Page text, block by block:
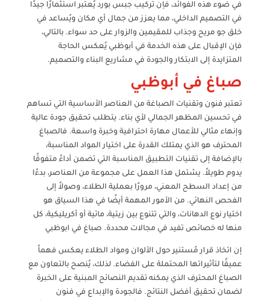
في ضوء هذه الفوائد، فإن تركيب جبس بورد يُعتبر استثمارًا جيدًا
في التصميم الداخلي، مما يعزز من جمال أي مكان ويُساعد في
خلق جو مريح وجذاب للمقيمين والزوار على حد سواء. بالتالي،
فإن الإقبال على هذه الخدمة في أبوظبي يُعكس الحاجة
المتزايدة إلى الابتكار والجودة في مشاريع البناء والتصميم.
صباغ في أبوظبي
تعتبر فنون وتقنيات الصباغة من العناصر الأساسية التي تساهم
في تحسين المظهر الجمالي لأي بناء. يتطلب تحقيق جودة عالية
وإنهاء مثالي للأعمال مهارة احترافية وخبرة واسعة. فالصباغ
المحترف هو الذي يمتلك القدرة على اختيار المواد المناسبة،
بالإضافة إلى تقنيات التطبيق المناسبة التي تضمن أداءً متفوقًا
يدوم طويلاً. يشتمل هذا العمل على مجموعة من العناصر، بدءًا
من إعداد السطح المعني، مرورًا بعملية الطلاء، وصولاً إلى
الفحص النهائي. من الأمور المهمة أيضًا في هذا السياق هو
اختيار نوع الدهانات، والتي تتنوع بين زيتية، مائية أو أكريليكية، كل
منها له خصائص تفيد في مجالات محددة. صباغ في ابوظبي
إن اتخاذ قرار مُستنير حول الألوان ومواد الطلاء يعكس فهماً
عميقًا لتأثيراتها المحتملة على الفضاء. لذلك، يُنصح بالتعاون مع
الصباغ المحترف الذي يمكنه تقديم النصائح المبنية على الخبرة
لضمان تحقيق أفضل النتائج. فالجودة والإبداع في فنون